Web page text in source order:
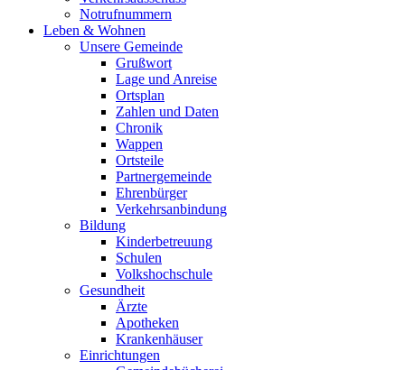
Notrufnummern
Leben & Wohnen
Unsere Gemeinde
Grußwort
Lage und Anreise
Ortsplan
Zahlen und Daten
Chronik
Wappen
Ortsteile
Partnergemeinde
Ehrenbürger
Verkehrsanbindung
Bildung
Kinderbetreuung
Schulen
Volkshochschule
Gesundheit
Ärzte
Apotheken
Krankenhäuser
Einrichtungen